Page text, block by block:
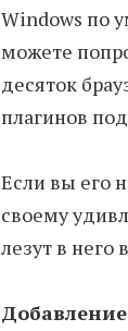
Windows по
можете
десяток
плагинов
Если вы его
своему
лезут в него